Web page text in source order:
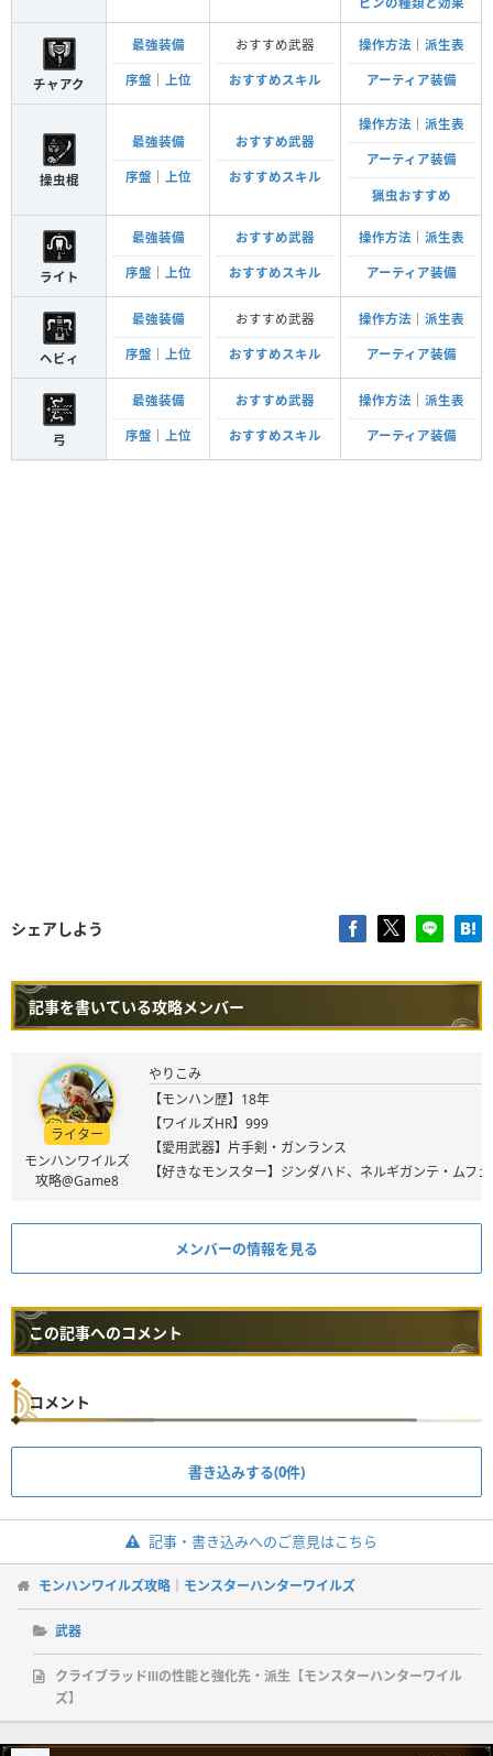
チャアク
最強装備
序盤 上位
おすすめ武器
おすすめスキル
操作方法 派生表
アーティア装備
操虫棍
最強装備
序盤 上位
おすすめ武器
おすすめスキル
操作方法 派生表
アーティア装備
猟虫おすすめ
ライト
最強装備
序盤 上位
おすすめ武器
おすすめスキル
操作方法 派生表
アーティア装備
ヘビィ
最強装備
序盤 上位
おすすめ武器
おすすめスキル
操作方法 派生表
アーティア装備
弓
最強装備
序盤 上位
おすすめ武器
おすすめスキル
操作方法 派生表
アーティア装備
シェアしよう
記事を書いている攻略メンバー
ライター
モンハンワイルズ
攻略@Game8
やりこみ
【モンハン歴】18年
【ワイルズHR】999
【愛用武器】片手剣・ガンランス
【好きなモンスター】ジンダハド、ネルギガンテ・ムフ
メンバーの情報を見る
この記事へのコメント
コメント
書き込みする(0件)
記事・書き込みへのご意見はこちら
モンハンワイルズ攻略｜モンスターハンターワイルズ
武器
クライブラッドⅢの性能と強化先・派生【モンスターハンターワイル
ズ】